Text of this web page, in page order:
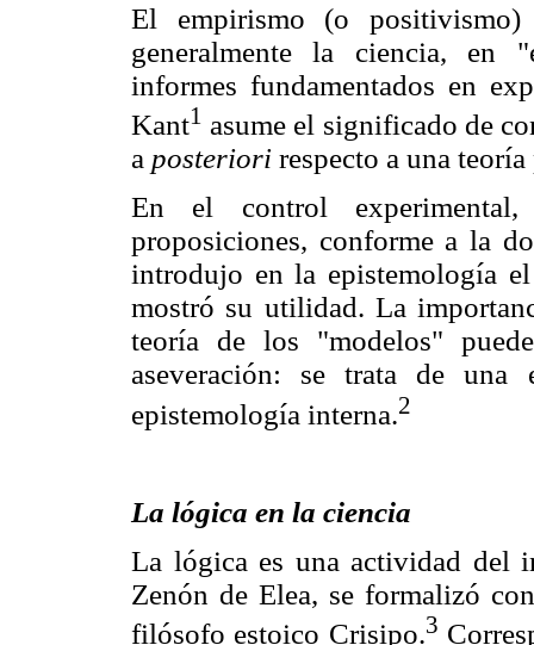
El empirismo (o
generalmente la ciencia, en
informes fundamentados en
Kant1 asume el significado de
a posteriori respecto a una
En el control experimental,
proposiciones, conforme a la
introdujo en la epistemología
mostró su utilidad. La
teoría de los "modelos"
aseveración: se trata de una
epistemología interna.2
La lógica en la ciencia
La lógica es una actividad del
Zenón de Elea, se formalizó
filósofo estoico Crisipo.3